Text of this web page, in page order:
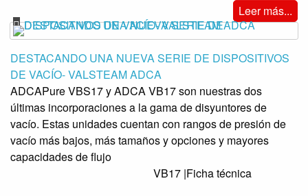
Leer más...
DESTACANDO UNA NUEVA SERIE DE DISPOSITIVOS
DE VACÍO- VALSTEAM ADCA
ADCAPure VBS17 y ADCA VB17 son nuestras dos
últimas incorporaciones a la gama de disyuntores de
vacío. Estas unidades cuentan con rangos de presión de
vacío más bajos, más tamaños y opciones y mayores
capacidades de flujo
VB17 |Ficha técnica